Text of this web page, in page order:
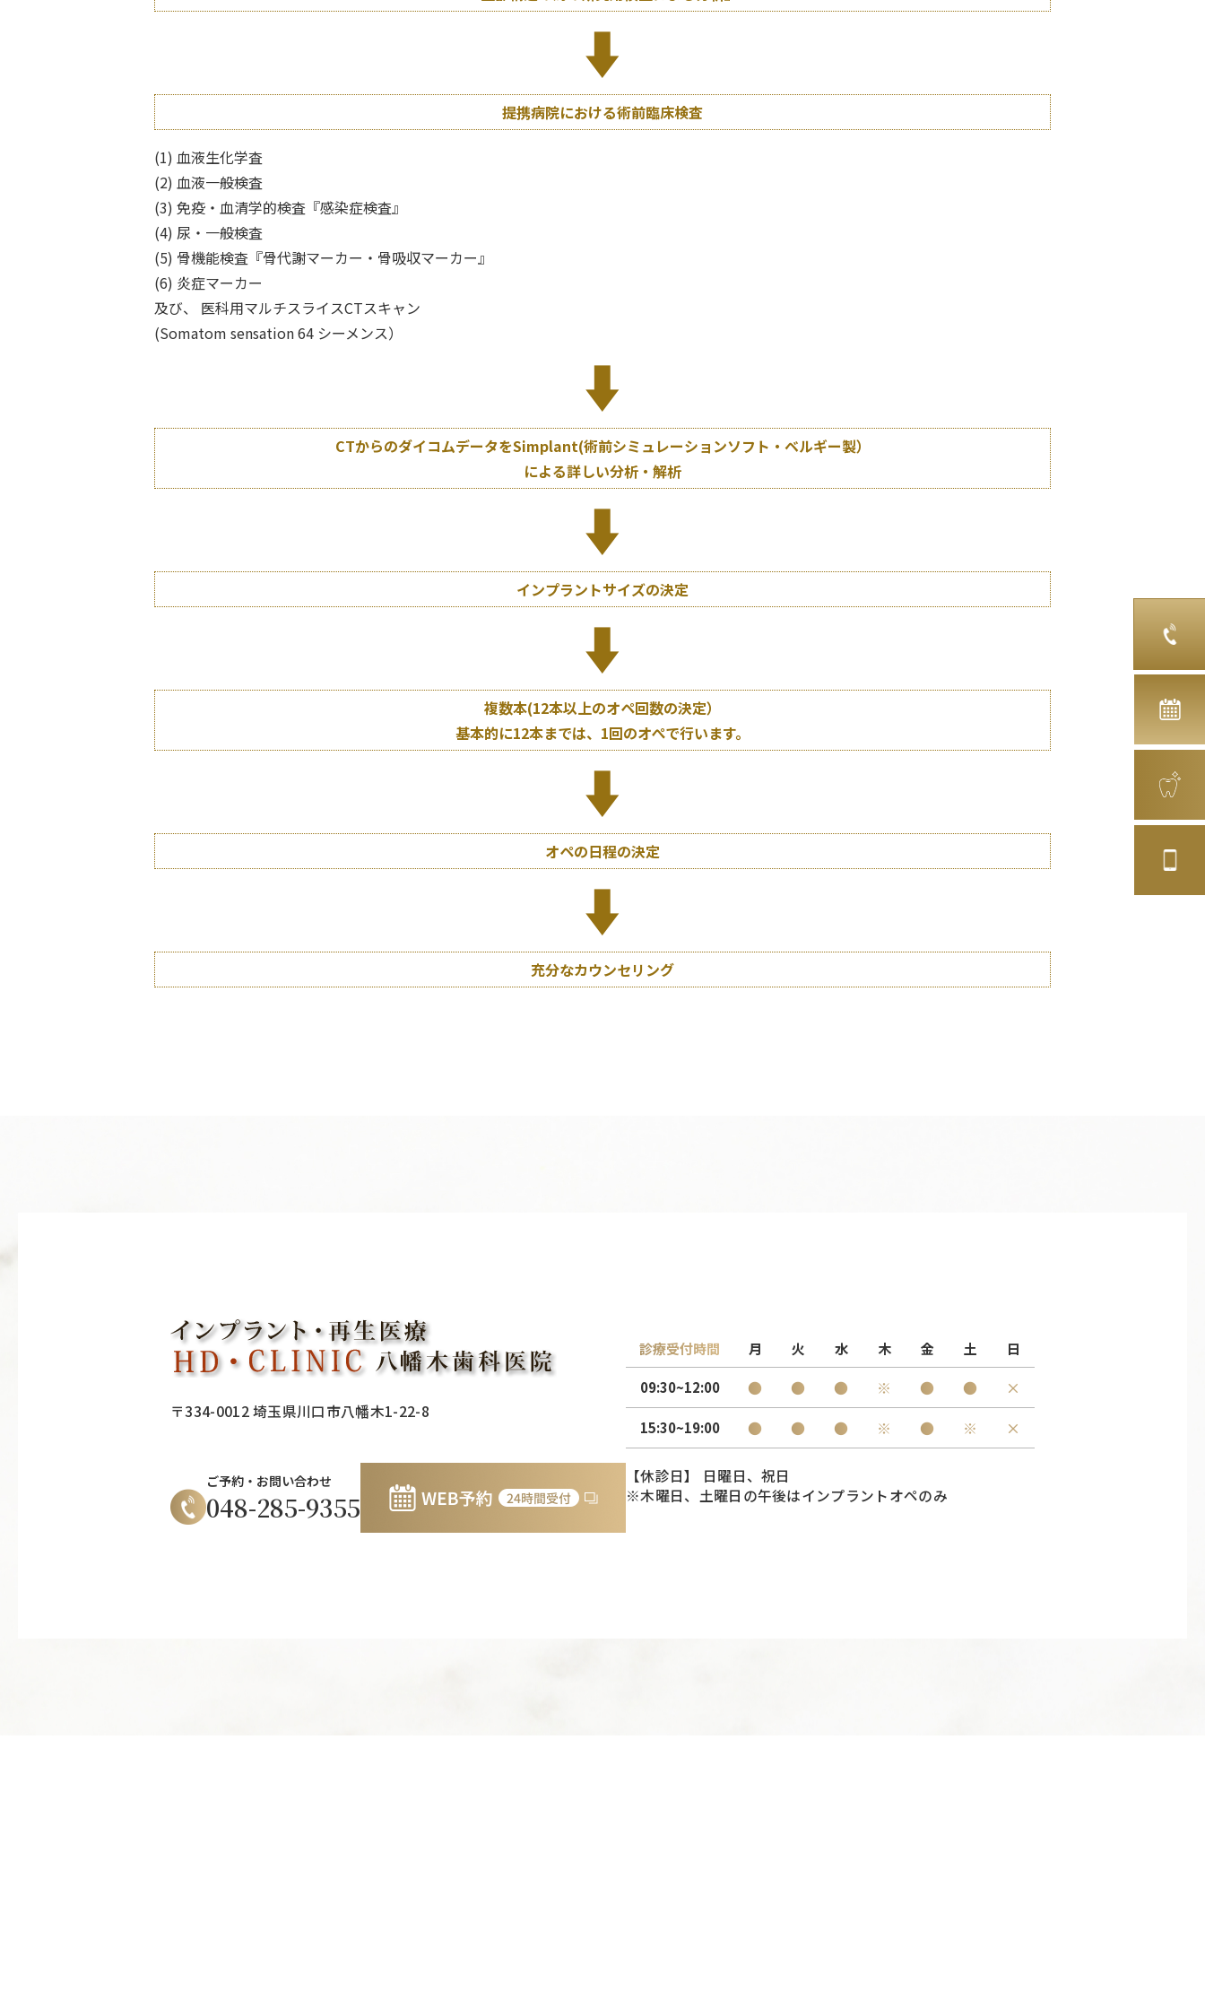
提携病院における術前臨床検査
(1) 血液生化学査
(2) 血液一般検査
(3) 免疫・血清学的検査『感染症検査』
(4) 尿・一般検査
(5) 骨機能検査『骨代謝マーカー・骨吸収マーカー』
(6) 炎症マーカー
及び、 医科用マルチスライスCTスキャン
(Somatom sensation 64 シーメンス）
CTからのダイコムデータをSimplant(術前シミュレーションソフト・ベルギー製）
による詳しい分析・解析
インプラントサイズの決定
複数本(12本以上のオペ回数の決定）
基本的に12本までは、1回のオぺで行います。
オペの日程の決定
充分なカウンセリング
〒334-0012 埼玉県川口市八幡木1-22-8
ご予約・お問い合わせ
048-285-9355
診療受付時間 月 火 水 木 金 土 日
09:30~12:00 ● ● ● ※ ● ● ×
15:30~19:00 ● ● ● ※ ● ※ ×
【休診日】 日曜日、祝日
※木曜日、土曜日の午後はインプラントオペのみ